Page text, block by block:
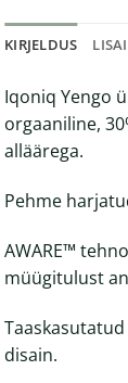
KIRJELDUS
Iqoniq Yengo
orgaaniline,
alläärega.
Pehme
AWARE™
müügitulust
disain.